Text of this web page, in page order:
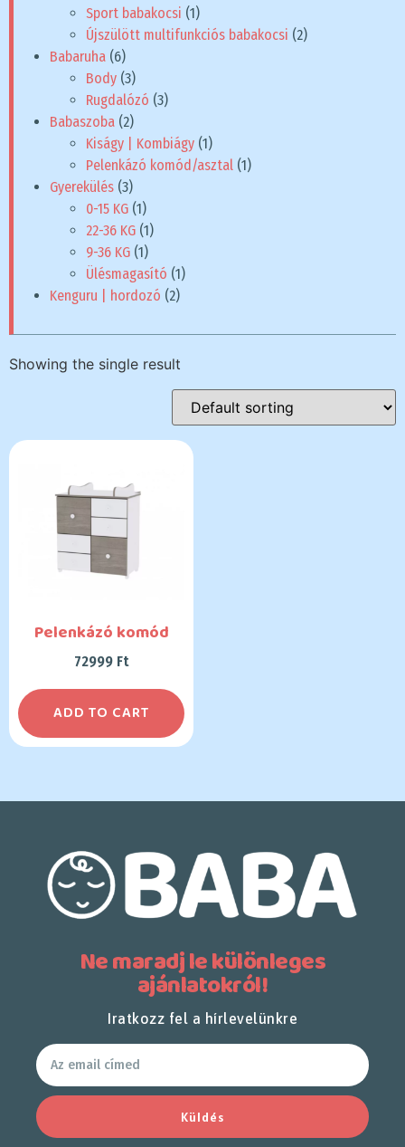
Sport babakocsi (1)
Újszülött multifunkciós babakocsi (2)
Babaruha (6)
Body (3)
Rugdalózó (3)
Babaszoba (2)
Kiságy | Kombiágy (1)
Pelenkázó komód/asztal (1)
Gyerekülés (3)
0-15 KG (1)
22-36 KG (1)
9-36 KG (1)
Ülésmagasító (1)
Kenguru | hordozó (2)
Showing the single result
Pelenkázó komód
72999 Ft
ADD TO CART
Ne maradj le különleges
ajánlatokról!
Iratkozz fel a hírlevelünkre
Küldés